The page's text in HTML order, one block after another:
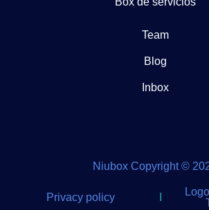
Team
Blog
Inbox
Niubox Copyright ©
Privacy policy